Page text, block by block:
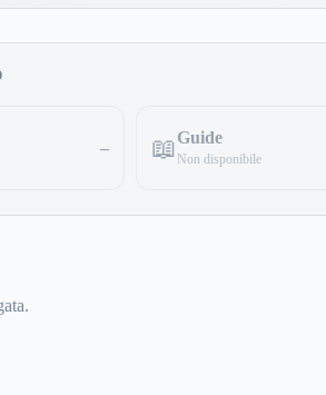
– 📖Guide
Non disponibile